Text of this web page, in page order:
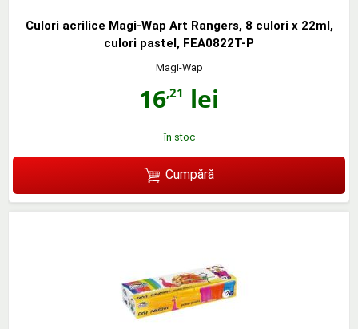
Culori acrilice Magi-Wap Art Rangers, 8 culori x 22ml,
culori pastel, FEA0822T-P
Magi-Wap
16,21 lei
în stoc
Cumpără